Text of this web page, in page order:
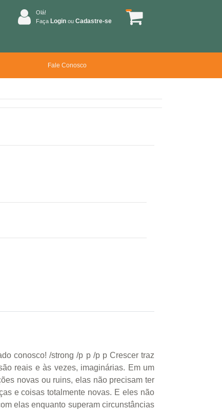
Olá!
Faça Login ou Cadastre-se
Fale Conosco
conosco! /strong /p p /p p Crescer traz
reais e às vezes, imaginárias. Em um
novas ou ruins, elas não precisam ter
e coisas totalmente novas. E eles não
elas enquanto superam circunstâncias